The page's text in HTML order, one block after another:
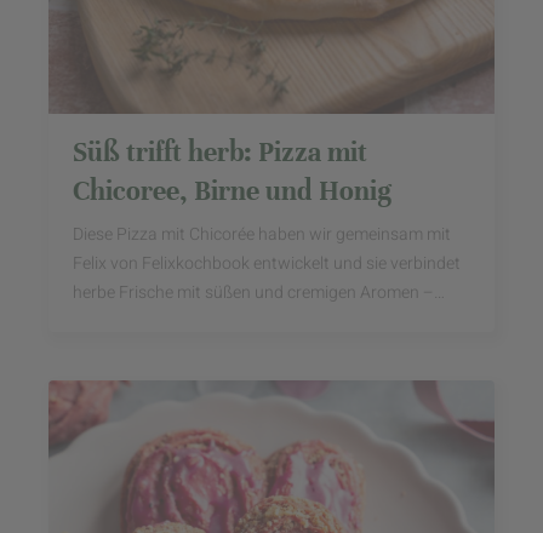
Süß trifft herb: Pizza mit
Chicoree, Birne und Honig
Diese Pizza mit Chicorée haben wir gemeinsam mit
Felix von Felixkochbook entwickelt und sie verbindet
herbe Frische mit süßen und cremigen Aromen –